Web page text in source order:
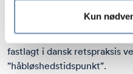
Kun
dansk ret, og om det vil
ansvaret, således som det
fastlagt i dansk retspraksis
”håbløshedstidspunkt”.